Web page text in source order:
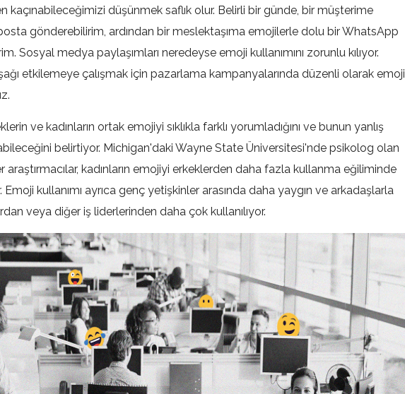
kaçınabileceğimizi düşünmek saflık olur. Belirli bir günde, bir müşterime
gönderebilirim, ardından bir meslektaşıma emojilerle dolu bir WhatsApp
Sosyal medya paylaşımları neredeyse emoji kullanımını zorunlu kılıyor.
etkilemeye çalışmak için pazarlama kampanyalarında düzenli olarak emoji
ve kadınların ortak emojiyi sıklıkla farklı yorumladığını ve bunun yanlış
belirtiyor. Michigan'daki Wayne State Üniversitesi'nde psikolog olan
araştırmacılar, kadınların emojiyi erkeklerden daha fazla kullanma eğiliminde
kullanımı ayrıca genç yetişkinler arasında daha yaygın ve arkadaşlarla
veya diğer iş liderlerinden daha çok kullanılıyor.